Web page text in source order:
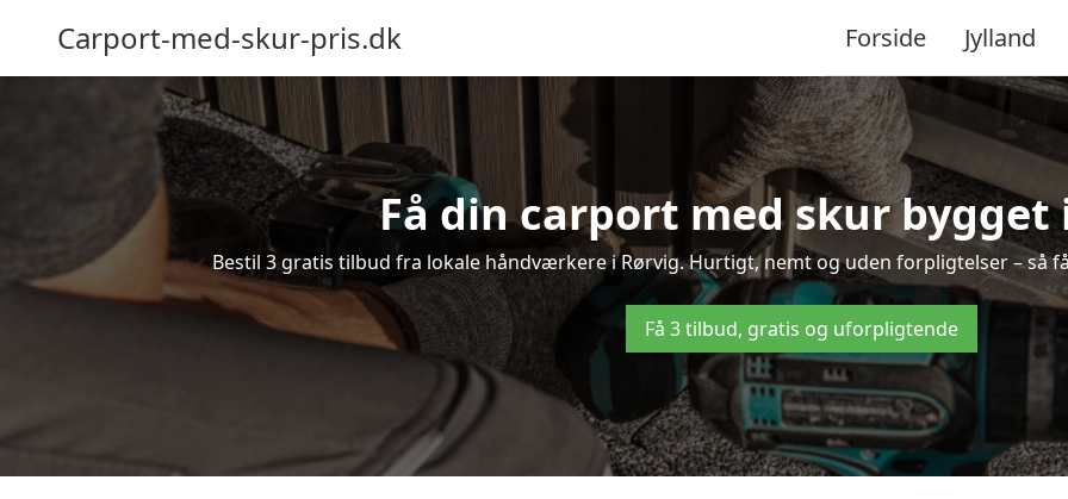
Carport-med-skur-pris.dk Forside Jylland
Få din carport med skur bygget
Bestil 3 gratis tilbud fra lokale håndværkere i Rørvig. Hurtigt, nemt og uden forpligtelser – så
Få 3 tilbud, gratis og uforpligtende